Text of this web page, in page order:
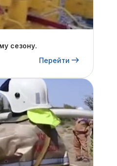
сезону.
Перейти